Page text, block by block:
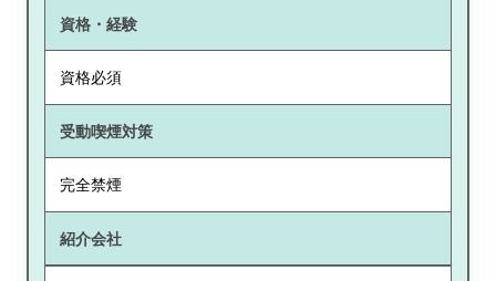
資格・経験
資格必須
受動喫煙対策
完全禁煙
紹介会社